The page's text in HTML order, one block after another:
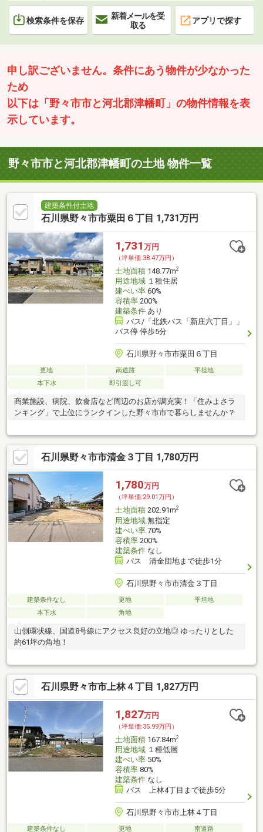
検索条件を保存
新着メールを受
取る
アプリで探す
申し訳ございません。条件にあう物件が少なかった
ため
以下は「野々市市と河北郡津幡町」の物件情報を表
示しています。
野々市市と河北郡津幡町の土地 物件一覧
建築条件付土地
石川県野々市市粟田６丁目 1,731万円
1,731 万円
（坪単価:38.47万円）
土地面積148.77m2
用途地域１種住居
建ぺい率60%
容積率200%
建築条件あり
バス/「北鉄バス「新庄六丁目」」
バス停 停歩5分
石川県野々市市粟田６丁目
更地 南道路
平坦地
本下水
即引渡し可
商業施設、病院、飲食店など周辺のお店が調充実！「住みよさラ
ンキング」で上位にランクインした野々市市で暮らしませんか？
石川県野々市市清金３丁目 1,780万円
1,780万円
（坪単価:29.01万円）
土地面積202.91m2
用途地域無指定
建ぺい率70%
容積率200%
建築条件なし
バス 清金団地まで徒歩1分
石川県野々市市清金３丁目
建築条件なし 更地
平坦地
本下水
角地
山側環状線、国道8号線にアクセス良好の立地◎ ゆったりとした
約61坪の角地！
石川県野々市市上林４丁目 1,827万円
1,827万円
（坪単価:35.99万円）
土地面積167.84m2
用途地域１種低層
建ぺい率50%
容積率80%
建築条件なし
バス 上林4丁目まで徒歩5分
石川県野々市市上林４丁目
建築条件なし 更地 南道路